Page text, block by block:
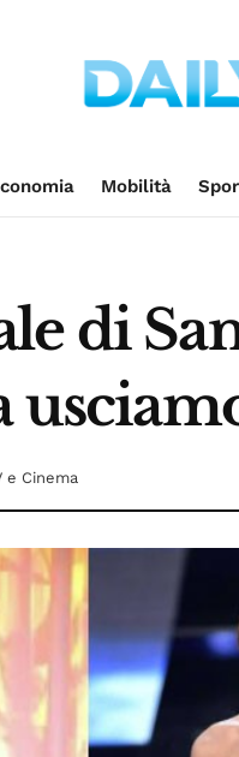
Mobilità
di
e Cinema